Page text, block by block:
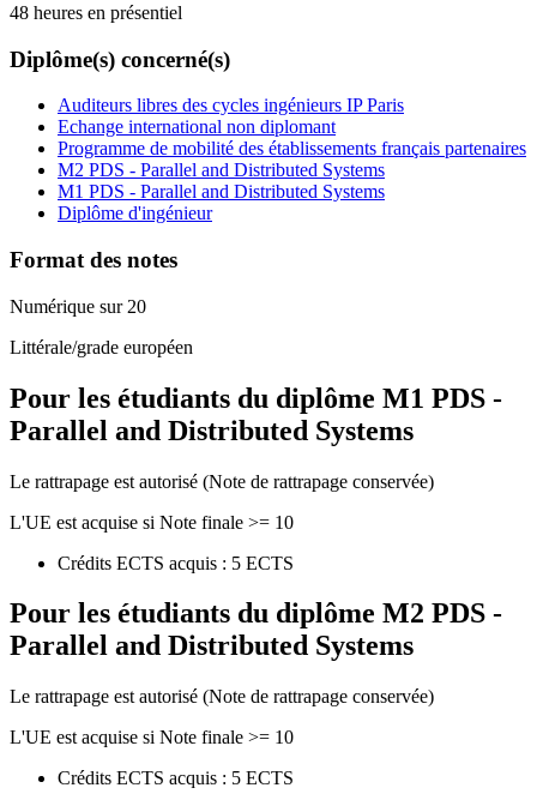
48 heures en présentiel
Diplôme(s) concerné(s)
Auditeurs libres des cycles ingénieurs IP Paris
Echange international non diplomant
Programme de mobilité des établissements français partenaires
M2 PDS - Parallel and Distributed Systems
M1 PDS - Parallel and Distributed Systems
Diplôme d'ingénieur
Format des notes
Numérique sur 20
Littérale/grade européen
Pour les étudiants du diplôme M1 PDS -
Parallel and Distributed Systems
Le rattrapage est autorisé (Note de rattrapage conservée)
L'UE est acquise si Note finale >= 10
Crédits ECTS acquis : 5 ECTS
Pour les étudiants du diplôme M2 PDS -
Parallel and Distributed Systems
Le rattrapage est autorisé (Note de rattrapage conservée)
L'UE est acquise si Note finale >= 10
Crédits ECTS acquis : 5 ECTS